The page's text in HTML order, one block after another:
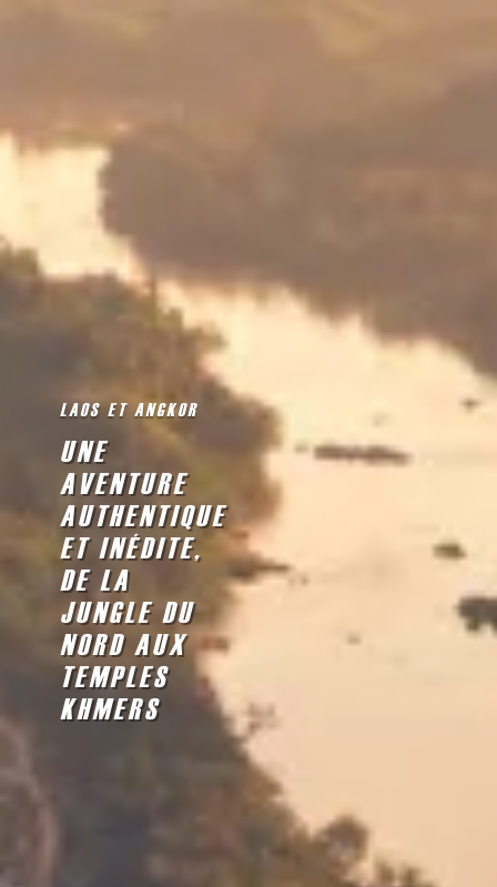
LAOS ET ANGKOR
UNE
AVENTURE
AUTHENTIQUE
ET INÉDITE,
DE LA
JUNGLE DU
NORD AUX
TEMPLES
KHMERS